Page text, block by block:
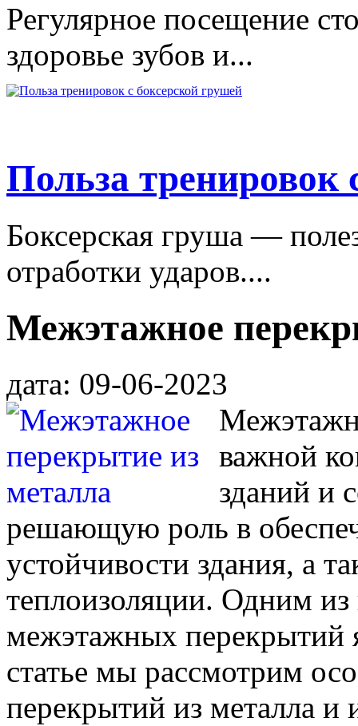
Регулярное посещение
здоровье зубов и...
Польза тренировок
Боксерская груша —
отработки ударов....
Межэтажное
дата: 09-06-2023
важной
зданий и
решающую роль в
устойчивости здания, а
теплоизоляции. Одним
межэтажных перекрытий
статье мы рассмотрим
перекрытий из металла и